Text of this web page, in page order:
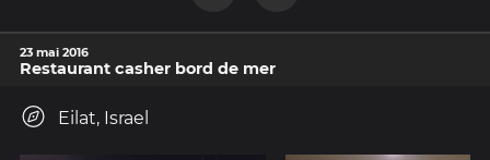
23 mai 2016
Restaurant casher bord de mer
Eilat, Israel